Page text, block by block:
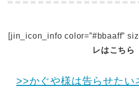
[jin_icon_info color=”#bbaaff”
レはこちら
>>かぐや様は告らせたい